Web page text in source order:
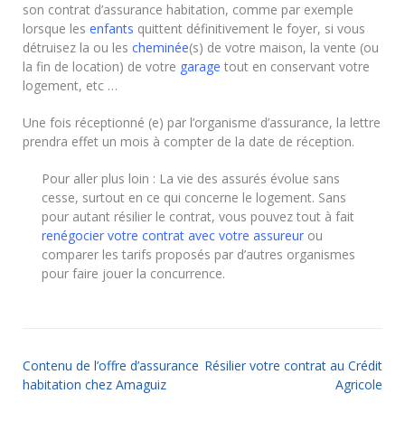
son contrat d’assurance habitation, comme par exemple
lorsque les enfants quittent définitivement le foyer, si vous
détruisez la ou les cheminée(s) de votre maison, la vente (ou
la fin de location) de votre garage tout en conservant votre
logement, etc …
Une fois réceptionné (e) par l’organisme d’assurance, la lettre
prendra effet un mois à compter de la date de réception.
Pour aller plus loin : La vie des assurés évolue sans
cesse, surtout en ce qui concerne le logement. Sans
pour autant résilier le contrat, vous pouvez tout à fait
renégocier votre contrat avec votre assureur ou
comparer les tarifs proposés par d’autres organismes
pour faire jouer la concurrence.
Contenu de l’offre d’assurance
habitation chez Amaguiz
Résilier votre contrat au Crédit
Agricole